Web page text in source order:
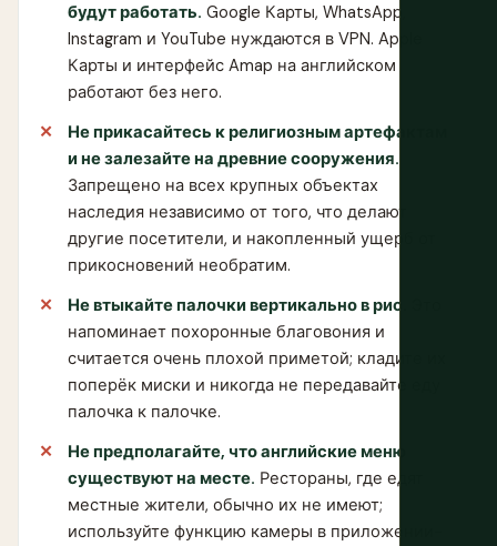
будут работать. Google Карты, WhatsApp,
Instagram и YouTube нуждаются в VPN. Apple
Карты и интерфейс Amap на английском
работают без него.
Не прикасайтесь к религиозным артефактам
и не залезайте на древние сооружения.
Запрещено на всех крупных объектах
наследия независимо от того, что делают
другие посетители, и накопленный ущерб от
прикосновений необратим.
Не втыкайте палочки вертикально в рис.
напоминает похоронные благовония и
считается очень плохой приметой; кладите их
поперёк миски и никогда не передавайте еду
палочка к палочке.
Не предполагайте, что английские меню
существуют на месте. Рестораны, где едят
местные жители, обычно их не имеют;
используйте функцию камеры в приложении-